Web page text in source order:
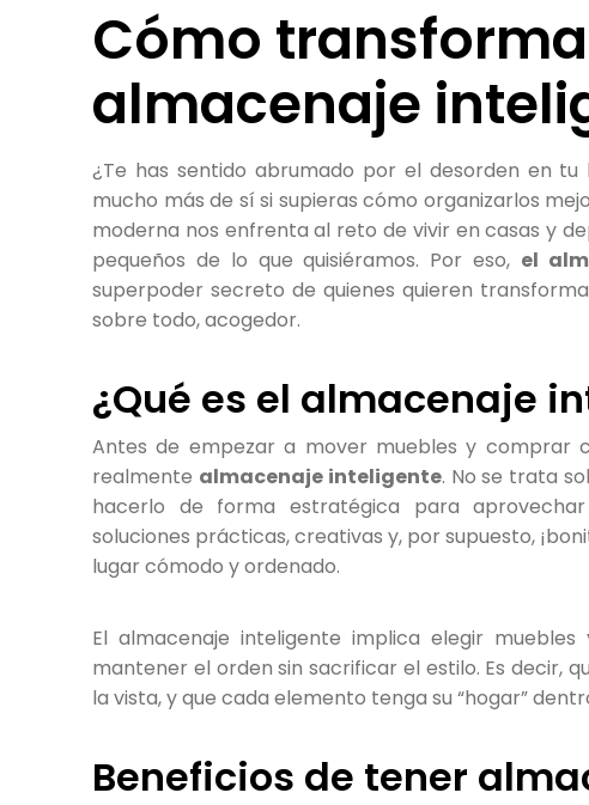
Cómo
almacenaje
¿Te has sentido abrumado por el desorden en
mucho más de sí si supieras cómo organizarlos
moderna nos enfrenta al reto de vivir en casas y
pequeños de lo que quisiéramos. Por eso, el
superpoder secreto de quienes quieren
sobre todo, acogedor.
¿Qué es el almacenaje
Antes de empezar a mover muebles y comprar
realmente almacenaje inteligente. No se trata
hacerlo de forma estratégica para
soluciones prácticas, creativas y, por supuesto,
lugar cómodo y ordenado.
El almacenaje inteligente implica elegir
mantener el orden sin sacrificar el estilo. Es decir,
la vista, y que cada elemento tenga su “hogar”
Beneficios de tener